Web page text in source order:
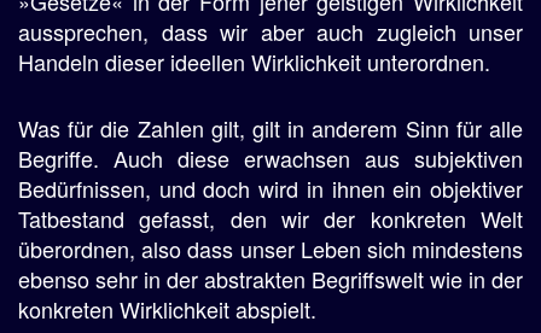
aussprechen, dass wir aber auch zugleich unser
Handeln dieser ideellen Wirklichkeit unterordnen.
Was für die Zahlen gilt, gilt in anderem Sinn für alle
Begriffe. Auch diese erwachsen aus subjektiven
Bedürfnissen, und doch wird in ihnen ein objektiver
Tatbestand gefasst, den wir der konkreten Welt
überordnen, also dass unser Leben sich mindestens
ebenso sehr in der abstrakten Begriffswelt wie in der
konkreten Wirklichkeit abspielt.